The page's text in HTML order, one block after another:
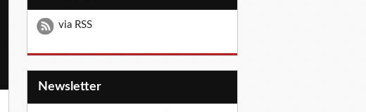
via RSS
Newsletter